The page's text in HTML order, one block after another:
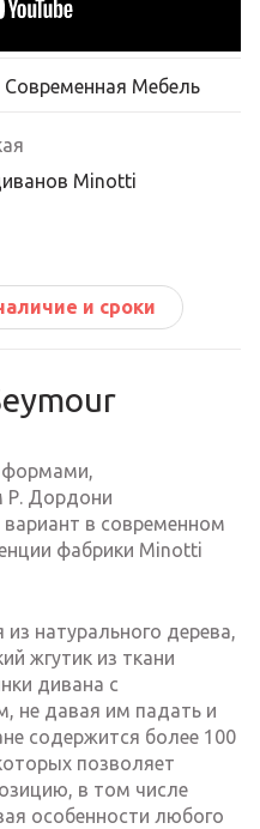
Современная Мебель
Minotti
и сроки
формами,
Р. Дордони
вариант в современном
фабрики Minotti
натурального дерева,
жгутик из ткани
дивана с
не давая им падать и
содержится более 100
позволяет
в том числе
особенности любого